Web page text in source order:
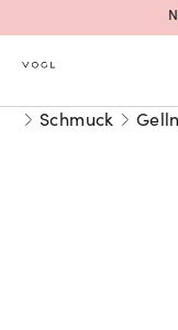
Mehr
Neu bei
Schmuck